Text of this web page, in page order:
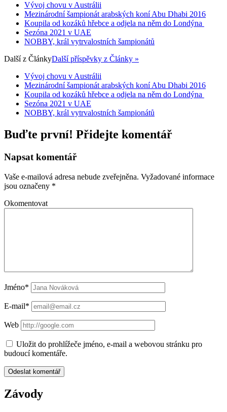
Vývoj chovu v Austrálii
Mezinárodní šampionát arabských koní Abu Dhabi 2016
Koupila od kozáků hřebce a odjela na něm do Londýna
Sezóna 2021 v UAE
NOBBY, král vytrvalostních šampionátů
Další z ČlánkyDalší příspěvky z Články »
Vývoj chovu v Austrálii
Mezinárodní šampionát arabských koní Abu Dhabi 2016
Koupila od kozáků hřebce a odjela na něm do Londýna
Sezóna 2021 v UAE
NOBBY, král vytrvalostních šampionátů
Buďte první! Přidejte komentář
Napsat komentář
Vaše e-mailová adresa nebude zveřejněna. Vyžadované informace
jsou označeny *
Okomentovat
Jméno*
E-mail*
Web
Uložit do prohlížeče jméno, e-mail a webovou stránku pro
budoucí komentáře.
Závody